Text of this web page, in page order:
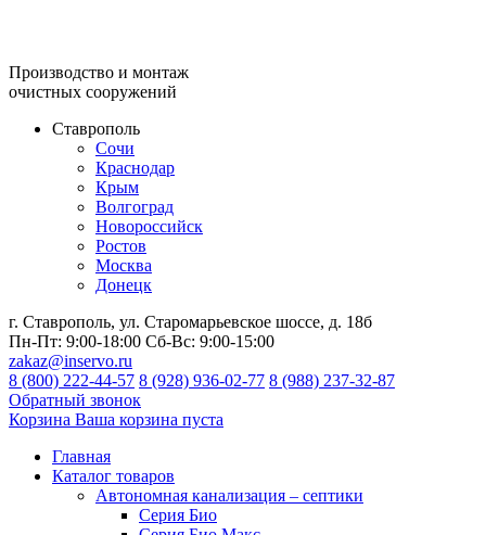
Производство и монтаж
очистных сооружений
Ставрополь
Сочи
Краснодар
Крым
Волгоград
Новороссийск
Ростов
Москва
Донецк
г. Ставрополь, ул. Старомарьевское шоссе, д. 18б
Пн-Пт: 9:00-18:00 Сб-Вс: 9:00-15:00
zakaz@inservo.ru
8 (800) 222-44-57 8 (928) 936-02-77 8 (988) 237-32-87
Обратный звонок
Корзина Ваша корзина пуста
Главная
Каталог товаров
Автономная канализация – септики
Серия Био